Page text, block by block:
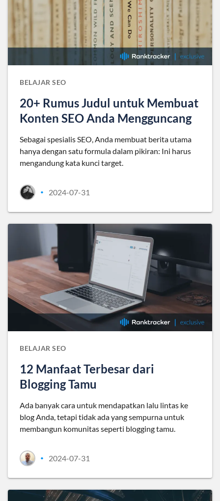
BELAJAR SEO
20+ Rumus Judul untuk Membuat
Konten SEO Anda Mengguncang
Sebagai spesialis SEO, Anda membuat berita utama
hanya dengan satu formula dalam pikiran: Ini harus
mengandung kata kunci target.
• 2024-07-31
BELAJAR SEO
12 Manfaat Terbesar dari
Blogging Tamu
Ada banyak cara untuk mendapatkan lalu lintas ke
blog Anda, tetapi tidak ada yang sempurna untuk
membangun komunitas seperti blogging tamu.
• 2024-07-31